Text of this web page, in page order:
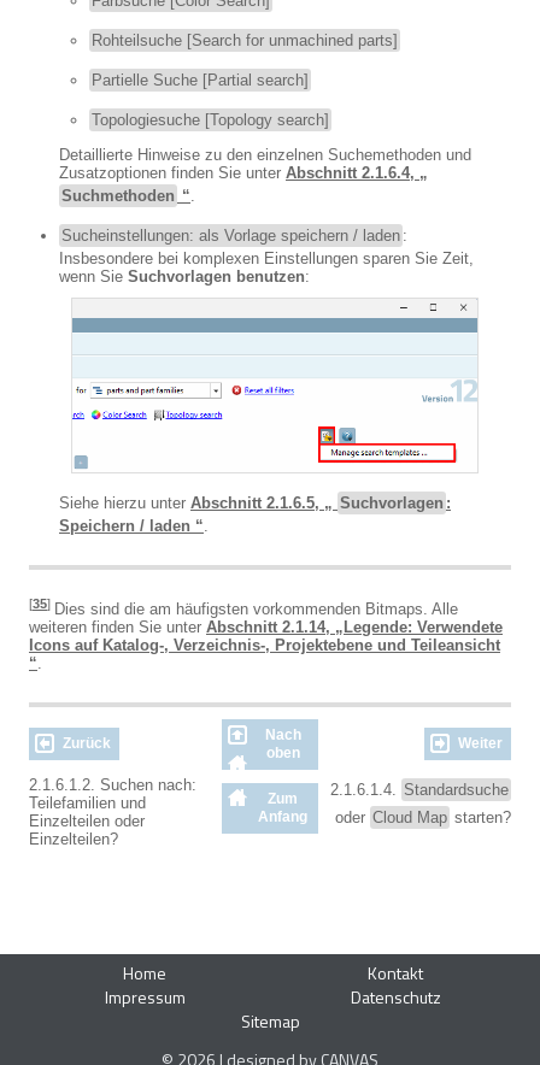
Rohteilsuche [Search for unmachined parts]
Partielle Suche [Partial search]
Topologiesuche [Topology search]
Detaillierte Hinweise zu den einzelnen Suchemethoden und
Zusatzoptionen finden Sie unter Abschnitt 2.1.6.4, „
Suchmethoden “.
Sucheinstellungen: als Vorlage speichern / laden :
Insbesondere bei komplexen Einstellungen sparen Sie Zeit,
wenn Sie Suchvorlagen benutzen:
Siehe hierzu unter Abschnitt 2.1.6.5, „ Suchvorlagen :
Speichern / laden “
[35] Dies sind die am häufigsten vorkommenden Bitmaps. Alle
weiteren finden Sie unter Abschnitt 2.1.14, „Legende: Verwendete
Icons auf Katalog-, Verzeichnis-, Projektebene und Teileansicht
“.
Zurück
Nach
oben
Weiter
2.1.6.1.2. Suchen nach:
Teilefamilien und
Einzelteilen oder
Einzelteilen?
Zum
Anfang
2.1.6.1.4. Standardsuche
oder Cloud Map starten?
Home
Kontakt
Impressum
Datenschutz
Sitemap
© 2026 | designed by CANVAS